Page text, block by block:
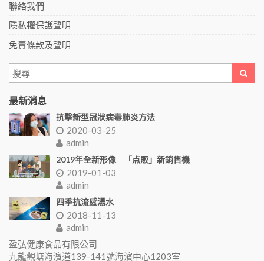
聯絡我們
隱私權保護聲明
免責條款及聲明
最新消息
抗擊新型冠狀病毒肺炎方法
2020-03-25
admin
2019年全新形像 ─「点販」新銷售機
2019-01-03
admin
四季抗流感湯水
2018-11-13
admin
盈弘健康食品有限公司
九龍觀塘海濱道139-141號海濱中心1203室